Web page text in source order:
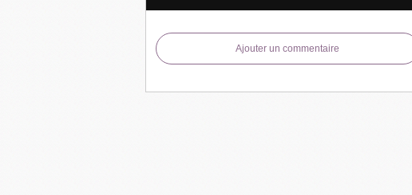
Ajouter un commentaire